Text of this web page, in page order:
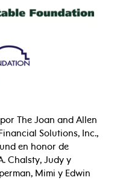
The Joan and Allen
Solutions, Inc.,
en honor de
Chalsty, Judy y
Mimi y Edwin